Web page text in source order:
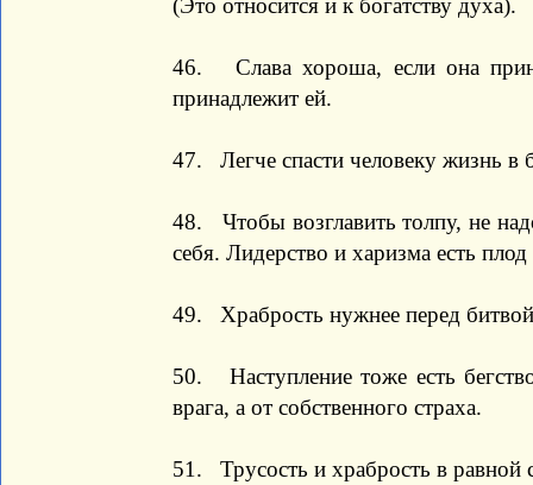
46. Слава хороша, если она
принадлежит ей.
47. Легче спасти человеку жизнь в
48. Чтобы возглавить толпу, не
себя. Лидерство и харизма есть
49. Храбрость нужнее перед
50. Наступление тоже есть
врага, а от собственного страха.
51. Трусость и храбрость в равной